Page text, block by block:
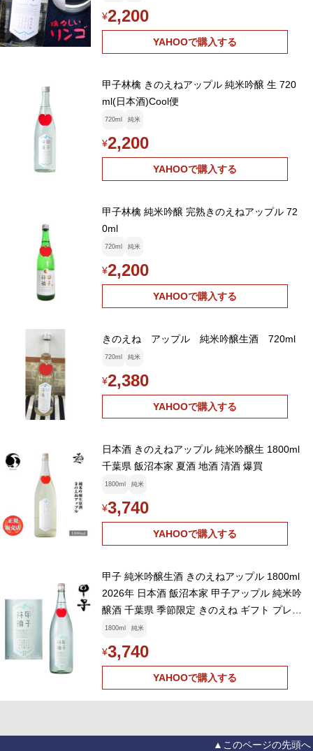
¥2,200
YAHOOで購入する
甲子林檎 きのえねアップル 純米吟醸 生 720
ml(日本酒)Cool便
720ml 純米
¥2,200
YAHOOで購入する
甲子林檎 純米吟醸 完熟きのえねアップル 72
0ml
720ml 純米
¥2,200
YAHOOで購入する
きのえね アップル 純米吟醸生酒 720ml
720ml 純米
¥2,380
YAHOOで購入する
日本酒 きのえねアップル 純米吟醸生 1800ml
千葉県 飯沼本家 夏酒 地酒 清酒 爆買
1800ml 純米
¥3,740
YAHOOで購入する
甲子 純米吟醸生酒 きのえねアップル 1800ml
2026年 日本酒 飯沼本家 甲子アップル 純米吟
醸酒 千葉県 季節限定 きのえね ギフト プレゼ
ント
1800ml 純米
¥3,740
YAHOOで購入する
▲このページの先頭へ